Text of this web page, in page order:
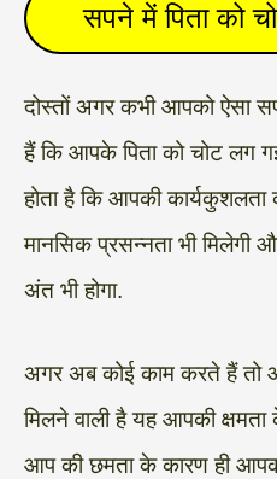
सपने में पिता को
दोस्तों अगर कभी आपको ऐसा
हैं कि आपके पिता को चोट लग
होता है कि आपकी
मानसिक प्रसन्नता भी
अंत भी होगा.
अगर अब कोई काम करते हैं
मिलने वाली है यह आपकी
आप की छमता के कारण ही